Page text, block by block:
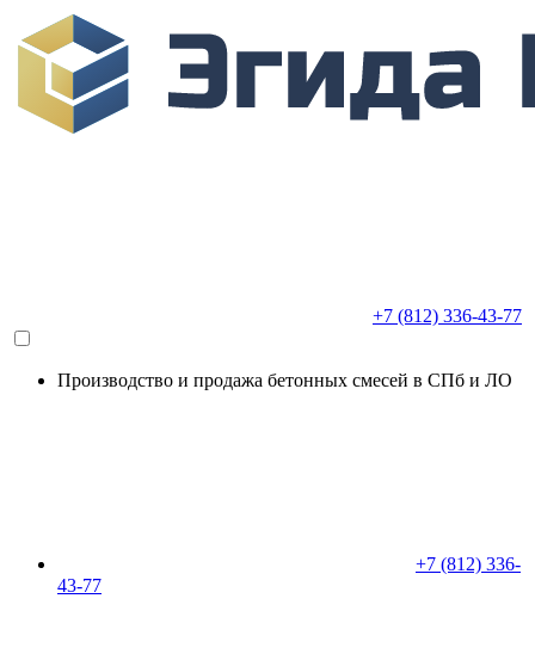
+7 (812) 336-43-77
Производство и продажа бетонных смесей в СПб и ЛО
+7 (812) 336-
43-77